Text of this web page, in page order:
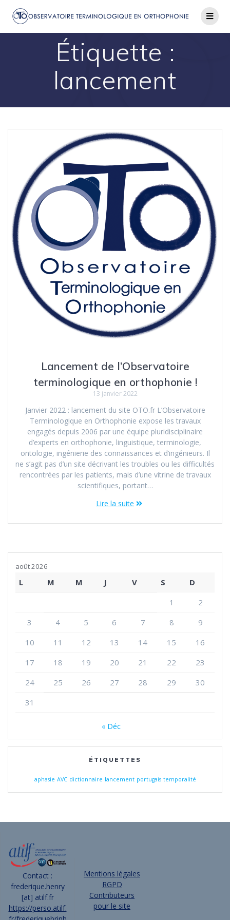
au
Étiquette :
lancement
Lancement de l’Observatoire
terminologique en orthophonie !
13 janvier 2022
Janvier 2022 : lancement du site OTO.fr L’Observatoire
Terminologique en Orthophonie expose les travaux
engagés depuis 2006 par une équipe pluridisciplinaire
d’experts en orthophonie, linguistique, terminologie,
ontologie, ingénierie des connaissances et d’ingénieurs. Il
ne s’agit pas d’un site décrivant les troubles ou les difficultés
rencontrées par les patients, mais d’une vitrine de travaux
scientifiques, portant…
Lire la suite
août 2026
L M M J V S
D
1
2
3
4 5 6 7 8
9
10
11 12 13 14 15
16
17
18 19 20 21 22
23
24
25 26 27 28 29
30
31
« Déc
ÉTIQUETTES
aphasie AVC dictionnaire lancement portugais temporalité
Contact :
frederique.henry
[at] atilf.fr
https://perso.atilf.
Mentions légales
RGPD
Contributeurs
pour le site